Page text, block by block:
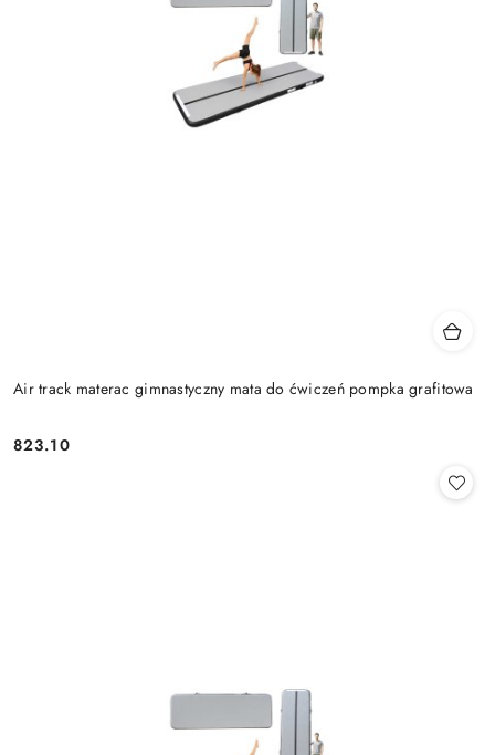
Air track materac gimnastyczny mata do ćwiczeń pompka grafitowa
Cena:
823.10